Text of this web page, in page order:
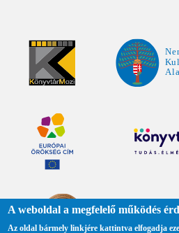
A weboldal a megfelelő működés
Az oldal bármely linkjére kattintva elfogadja